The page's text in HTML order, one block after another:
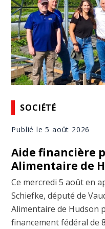
SOCIÉTÉ
Publié le 5 août 2026
Aide financière
Alimentaire de
Ce mercredi 5 août en
Schiefke, député de
Alimentaire de Hudson
financement fédéral de